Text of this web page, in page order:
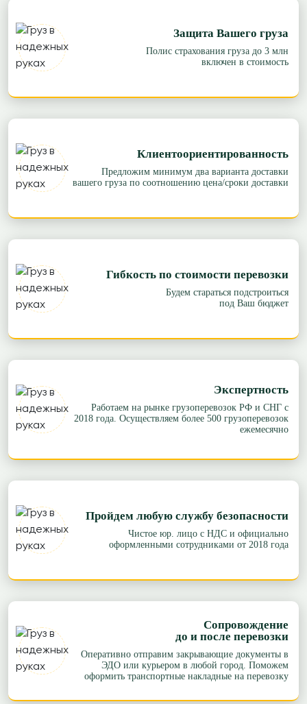
Защита Вашего груза
Полис страхования груза до 3 млн
включен в стоимость
Клиентоориентированность
Предложим минимум два варианта доставки
вашего груза по соотношению цена/сроки доставки
Гибкость по стоимости перевозки
Будем стараться подстроиться
под Ваш бюджет
Экспертность
Работаем на рынке грузоперевозок РФ и СНГ с
2018 года. Осуществляем более 500 грузоперевозок
ежемесячно
Пройдем любую службу безопасности
Чистое юр. лицо с НДС и официально
оформленными сотрудниками от 2018 года
Сопровождение
до и после перевозки
Оперативно отправим закрывающие документы в
ЭДО или курьером в любой город. Поможем
оформить транспортные накладные на перевозку